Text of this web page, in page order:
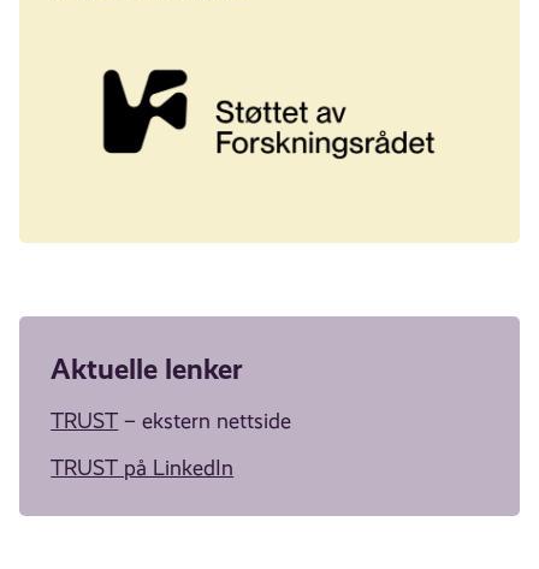
Aktuelle lenker
TRUST – ekstern nettside
TRUST på LinkedIn